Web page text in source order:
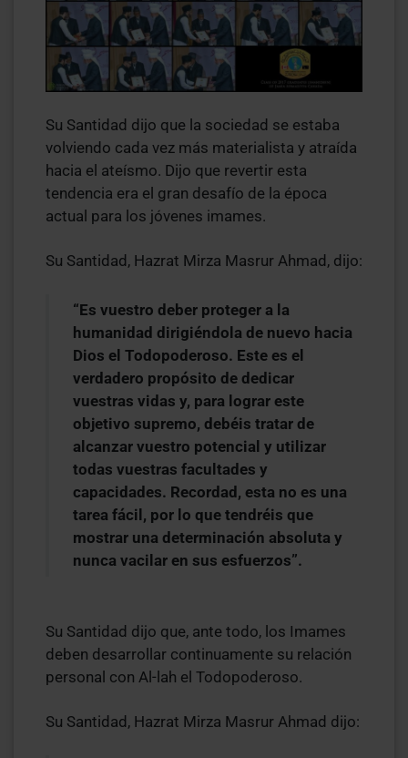
Su Santidad dijo que la sociedad se estaba
volviendo cada vez más materialista y atraída
hacia el ateísmo. Dijo que revertir esta
tendencia era el gran desafío de la época
actual para los jóvenes imames.
Su Santidad, Hazrat Mirza Masrur Ahmad, dijo:
“Es vuestro deber proteger a la
humanidad dirigiéndola de nuevo hacia
Dios el Todopoderoso. Este es el
verdadero propósito de dedicar
vuestras vidas y, para lograr este
objetivo supremo, debéis tratar de
alcanzar vuestro potencial y utilizar
todas vuestras facultades y
capacidades. Recordad, esta no es una
tarea fácil, por lo que tendréis que
mostrar una determinación absoluta y
nunca vacilar en sus esfuerzos”.
Su Santidad dijo que, ante todo, los Imames
deben desarrollar continuamente su relación
personal con Al-lah el Todopoderoso.
Su Santidad, Hazrat Mirza Masrur Ahmad dijo: